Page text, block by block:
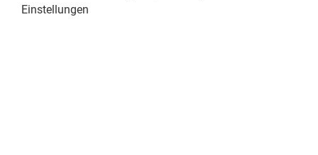
Einstellungen